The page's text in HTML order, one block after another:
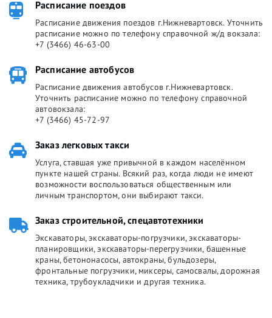
Расписание поездов
Расписание движения поездов г.Нижневартовск. Уточнить
расписание можно по телефону справочной ж/д вокзала:
+7 (3466) 46-63-00
Расписание автобусов
Расписание движения автобусов г.Нижневартовск.
Уточнить расписание можно по телефону справочной
автовокзала:
+7 (3466) 45-72-97
Заказ легковых такси
Услуга, ставшая уже привычной в каждом населённом
пункте нашей страны. Всякий раз, когда люди не имеют
возможности воспользоваться общественным или
личным транспортом, они выбирают такси.
Заказ строительной, спецавтотехники
Экскаваторы, экскаваторы-погрузчики, экскаваторы-
планировщики, экскаваторы-перегрузчики, башенные
краны, бетононасосы, автокраны, бульдозеры,
фронтальные погрузчики, миксеры, самосвалы, дорожная
техника, трубоукладчики и другая техника.